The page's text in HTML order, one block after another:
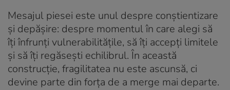
Mesajul piesei este unul despre conștientizare
și depășire: despre momentul în care alegi să
îți înfrunți vulnerabilitățile, să îți accepți limitele
și să îți regăsești echilibrul. În această
construcție, fragilitatea nu este ascunsă, ci
devine parte din forța de a merge mai departe.